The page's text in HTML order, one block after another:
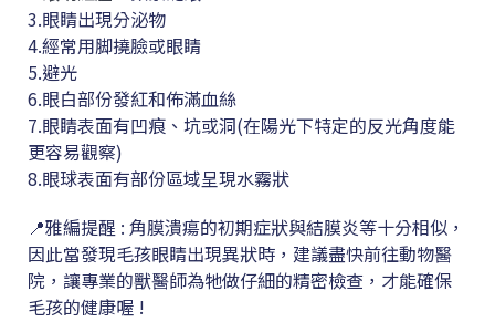
3.眼睛出現分泌物
4.經常用脚撓臉或眼睛
5.避光
6.眼白部份發紅和佈滿血絲
7.眼睛表面有凹痕、坑或洞(在陽光下特定的反光角度能
更容易觀察)
8.眼球表面有部份區域呈現水霧狀
📍雅編提醒 : 角膜潰瘍的初期症狀與結膜炎等十分相似，
因此當發現毛孩眼睛出現異狀時，建議盡快前往動物醫
院，讓專業的獸醫師為牠做仔細的精密檢查，才能確保
毛孩的健康喔 !